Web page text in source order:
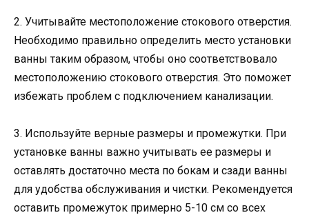
2. Учитывайте местоположение стокового отверстия.
Необходимо правильно определить место установки
ванны таким образом, чтобы оно соответствовало
местоположению стокового отверстия. Это поможет
избежать проблем с подключением канализации.
3. Используйте верные размеры и промежутки. При
установке ванны важно учитывать ее размеры и
оставлять достаточно места по бокам и сзади ванны
для удобства обслуживания и чистки. Рекомендуется
оставить промежуток примерно 5-10 см со всех